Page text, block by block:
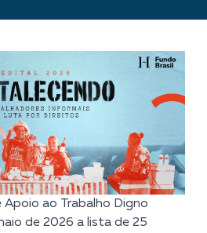
ao Trabalho Digno
de 2026 a lista de 25